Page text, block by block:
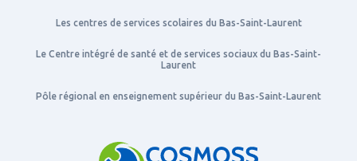
Les centres de services scolaires du Bas-Saint-Laurent
Le Centre intégré de santé et de services sociaux du Bas-Saint-
Laurent
Pôle régional en enseignement supérieur du Bas-Saint-Laurent